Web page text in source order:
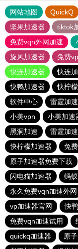
网站地图 QuickQ
坚果加速器
tiktok
免费vqn外网加速
旋风加速器
免费
快连加速器
快连
快鸭加速器
快柠
软件中心
雷霆加速
小美vpn
小美加速
黑洞加速
雷霆加
快柠檬加速器
免
原子加速器免费下载
闪电猫加速器
蚂
永久免费vqn加速外网
vp加速器官网
快
免费vqn加速试用
quickq加速器
原